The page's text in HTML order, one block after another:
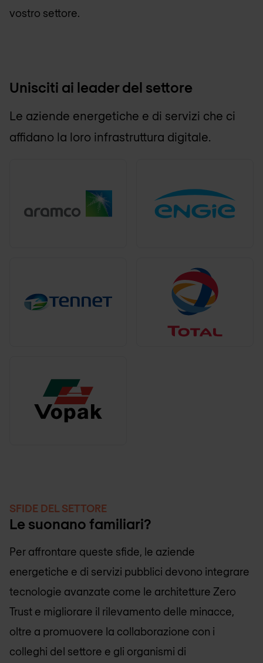
vostro settore.
Unisciti ai leader del settore
Le aziende energetiche e di servizi che ci
affidano la loro infrastruttura digitale.
SFIDE DEL SETTORE
Le suonano familiari?
Per affrontare queste sfide, le aziende
energetiche e di servizi pubblici devono integrare
tecnologie avanzate come le architetture Zero
Trust e migliorare il rilevamento delle minacce,
oltre a promuovere la collaborazione con i
colleghi del settore e gli organismi di